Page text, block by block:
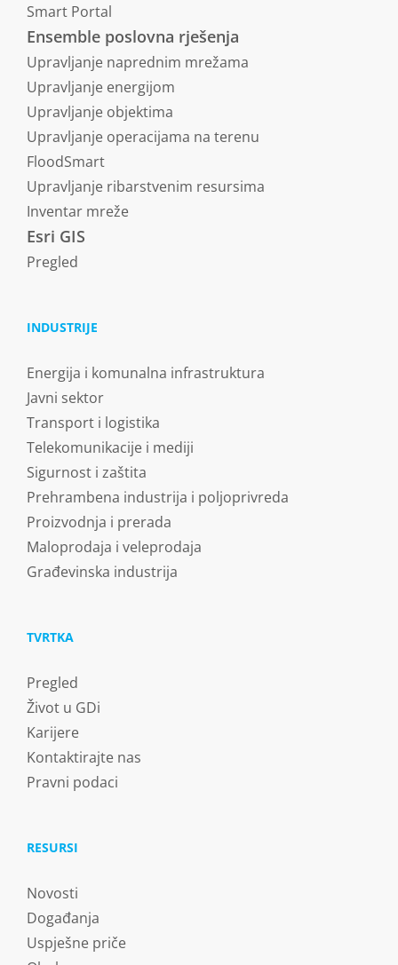
Smart Portal
Ensemble poslovna rješenja
Upravljanje naprednim mrežama
Upravljanje energijom
Upravljanje objektima
Upravljanje operacijama na terenu
FloodSmart
Upravljanje ribarstvenim resursima
Inventar mreže
Esri GIS
Pregled
INDUSTRIJE
Energija i komunalna infrastruktura
Javni sektor
Transport i logistika
Telekomunikacije i mediji
Sigurnost i zaštita
Prehrambena industrija i poljoprivreda
Proizvodnja i prerada
Maloprodaja i veleprodaja
Građevinska industrija
TVRTKA
Pregled
Život u GDi
Karijere
Kontaktirajte nas
Pravni podaci
RESURSI
Novosti
Događanja
Uspješne priče